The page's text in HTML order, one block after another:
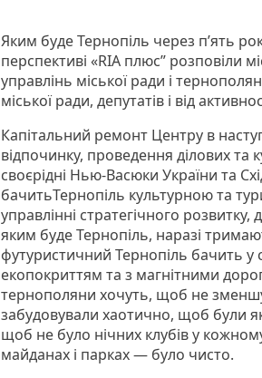
Яким буде Тернопіль через п’ять
перспективі «RIA плюс” розповіли
управлінь міської ради і
міської ради, депутатів і від
Капітальний ремонт Центру в
відпочинку, проведення ділових
своєрідні Нью-Васюки України та
бачитьТернопіль культурною та
управлінні стратегічного
яким буде Тернопіль, наразі
футуристичний Тернопіль бачить у
екопокриттям та з магнітними
тернополяни хочуть, щоб не
забудовували хаотично, щоб були
щоб не було нічних клубів у
майданах і парках — було чисто.